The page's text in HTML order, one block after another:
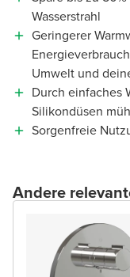
Wasserstrahl
Geringerer
Umwelt und
Durch einfaches
Silikondüsen
Sorgenfreie
Andere